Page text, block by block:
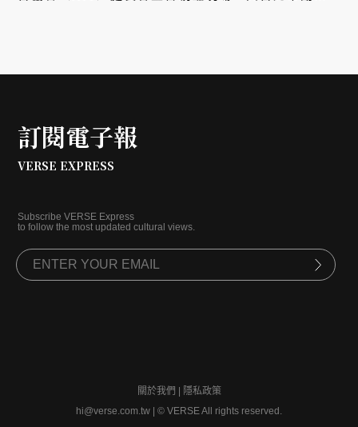
訂閱電子報
VERSE EXPRESS
Subscribe VERSE Express
to follow the most updated cultural views.
關於我們
隱私政策
hi@verse.com.tw
© VERSE All rights reserved.